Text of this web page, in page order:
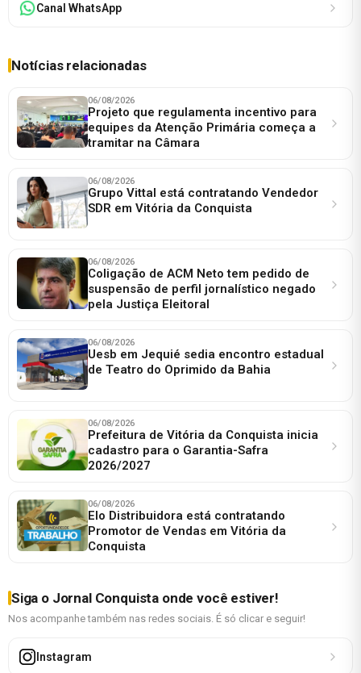
Canal WhatsApp
Notícias relacionadas
06/08/2026
Projeto que regulamenta incentivo para
equipes da Atenção Primária começa a
tramitar na Câmara
06/08/2026
Grupo Vittal está contratando Vendedor
SDR em Vitória da Conquista
06/08/2026
Coligação de ACM Neto tem pedido de
suspensão de perfil jornalístico negado
pela Justiça Eleitoral
06/08/2026
Uesb em Jequié sedia encontro estadual
de Teatro do Oprimido da Bahia
06/08/2026
Prefeitura de Vitória da Conquista inicia
cadastro para o Garantia-Safra
2026/2027
06/08/2026
Elo Distribuidora está contratando
Promotor de Vendas em Vitória da
Conquista
Siga o Jornal Conquista onde você estiver!
Nos acompanhe também nas redes sociais. É só clicar e seguir!
Instagram